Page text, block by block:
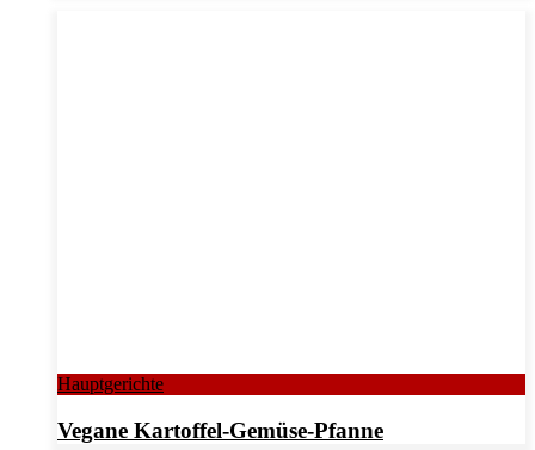
Hauptgerichte
Vegane Kartoffel-Gemüse-Pfanne